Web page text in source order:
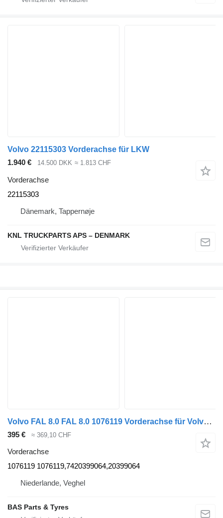
Volvo 22115303 Vorderachse für LKW
1.940 €
14.500 DKK ≈ 1.813 CHF
Vorderachse
22115303
Dänemark, Tappernøje
KNL TRUCKPARTS APS – DENMARK
Volvo FAL 8.0 FAL 8.0 1076119 Vorderachse für Volvo LKW
395 € ≈ 369,10 CHF
Vorderachse
1076119 1076119,7420399064,20399064
Niederlande, Veghel
BAS Parts & Tyres